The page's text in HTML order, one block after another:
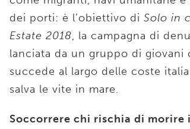
dei porti: è l’obiettivo di Solo in
Estate 2018, la campagna di
lanciata da un gruppo di
succede al largo delle coste
salva le vite in mare.
Soccorrere chi rischia di